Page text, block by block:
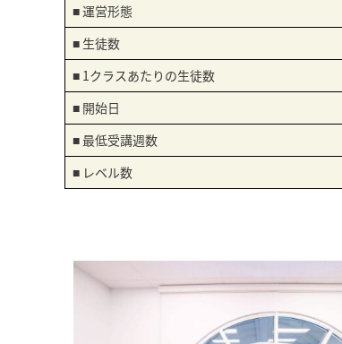
■ 運営形態
■ 生徒数
■ 1クラスあたりの生徒数
■ 開始日
■ 最低受講週数
■ レベル数